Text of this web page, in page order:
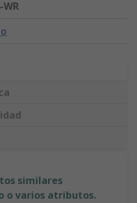
WR
similares
o varios atributos.